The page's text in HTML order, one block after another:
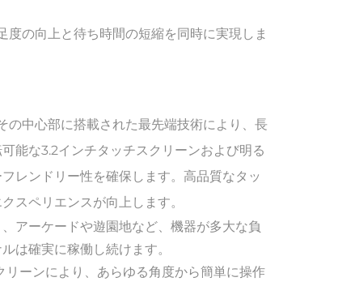
の向上と待ち時間の短縮を同時に実現しま
中心部に搭載された最先端技術により、長
能な3.2インチタッチスクリーンおよび明る
レンドリー性を確保します。高品質なタッ
スペリエンスが向上します。
アーケードや遊園地など、機器が多大な負
は確実に稼働し続けます。
ーンにより、あらゆる角度から簡単に操作